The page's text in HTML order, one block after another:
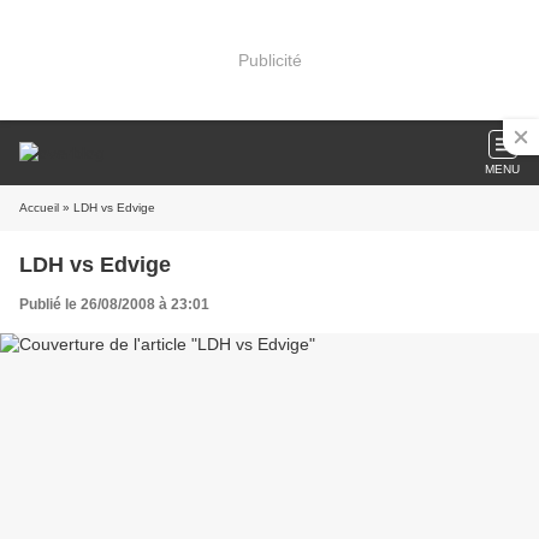
Publicité
MENU
Accueil » LDH vs Edvige
LDH vs Edvige
Publié le 26/08/2008 à 23:01